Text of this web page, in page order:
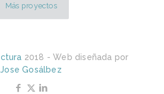
Más proyectos
2018 - Web diseñada por
Jose Gosálbez